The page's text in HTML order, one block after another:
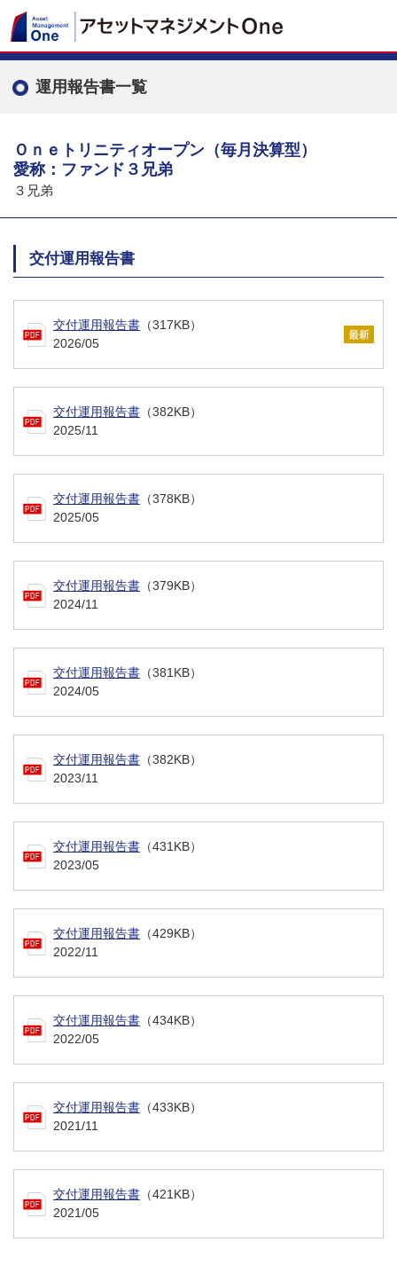
運用報告書一覧
Ｏｎｅトリニティオープン（毎月決算型）
愛称：ファンド３兄弟
３兄弟
交付運用報告書
交付運用報告書 （317KB）
2026/05
交付運用報告書 （382KB）
2025/11
交付運用報告書 （378KB）
2025/05
交付運用報告書 （379KB）
2024/11
交付運用報告書 （381KB）
2024/05
交付運用報告書 （382KB）
2023/11
交付運用報告書 （431KB）
2023/05
交付運用報告書 （429KB）
2022/11
交付運用報告書 （434KB）
2022/05
交付運用報告書 （433KB）
2021/11
交付運用報告書 （421KB）
2021/05